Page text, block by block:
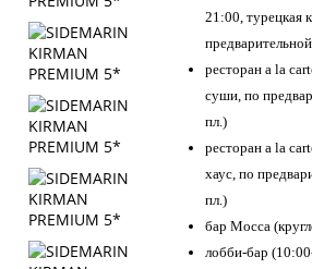
21:00, турецкая
ресторан a la
суши, по
пл.)
ресторан a la
хаус, по
пл.)
бар Mocca
лобби-бар